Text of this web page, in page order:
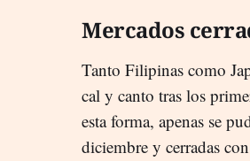
Mercados
Tanto Filipinas como
cal y canto tras los
esta forma, apenas se
diciembre y cerradas